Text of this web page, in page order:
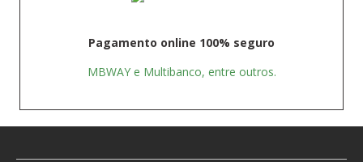
Pagamento online 100% seguro
MBWAY e Multibanco, entre outros.